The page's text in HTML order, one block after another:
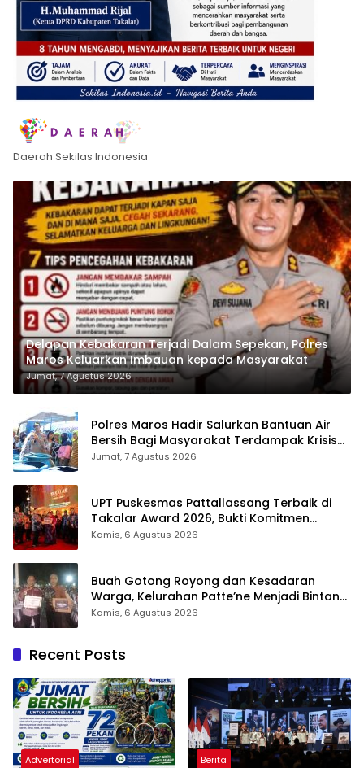
Daerah Sekilas Indonesia
Delapan Kebakaran Terjadi Dalam Sepekan, Polres
Maros Keluarkan Imbauan kepada Masyarakat
Jumat, 7 Agustus 2026
Polres Maros Hadir Salurkan Bantuan Air
Bersih Bagi Masyarakat Terdampak Krisis
Air Bersih Di Maros
Jumat, 7 Agustus 2026
UPT Puskesmas Pattallassang Terbaik di
Takalar Award 2026, Bukti Komitmen
Hadirkan Pelayanan Kesehatan Berkualitas
Kamis, 6 Agustus 2026
Buah Gotong Royong dan Kesadaran
Warga, Kelurahan Patte’ne Menjadi Bintang
Takalar Award 2026
Kamis, 6 Agustus 2026
Recent Posts
Advertorial Berita